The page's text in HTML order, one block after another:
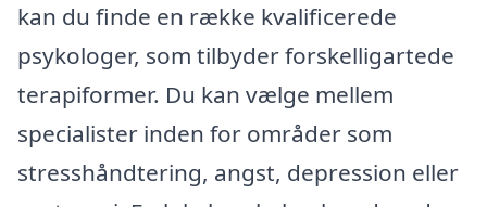
kan du finde en række kvalificerede
psykologer, som tilbyder forskelligartede
terapiformer. Du kan vælge mellem
specialister inden for områder som
stresshåndtering, angst, depression eller